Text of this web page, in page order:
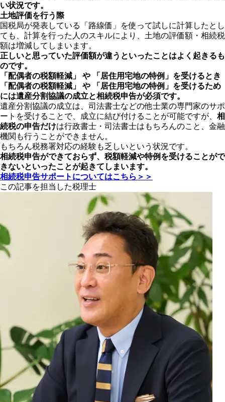
い状況です。
土地評価を行う際
国税局が発表している「路線価」を使って試しに計算したとし
ても、計算を行った人のスキルにより、土地の評価額・相続税
額は増減してしまいます。
正しいと思っていた評価額が違うといったことはよく起きるも
のです。
「配偶者の税額軽減」 や 「居住用宅地の特例」を受けるとき
「配偶者の税額軽減」 や 「居住用宅地の特例」を受けるため
には遺産分割協議の成立と相続税申告が必須です。
遺産分割協議の成立は、司法書士などの他士業の専門家のサポ
ートを受けることで、成立に結び付けることが可能ですが、 相
続税の申告だけは行政書士・司法書士はもちろんのこと、金融
機関も行うことができません。
もちろん税務署対応の経験も乏しいという状況です。
相続税申告ができておらず、税額軽減や特例を受けることがで
きないといったことが起きてしまいます。
相続税申告サポートについてはこちら＞＞
この記事を担当した税理士